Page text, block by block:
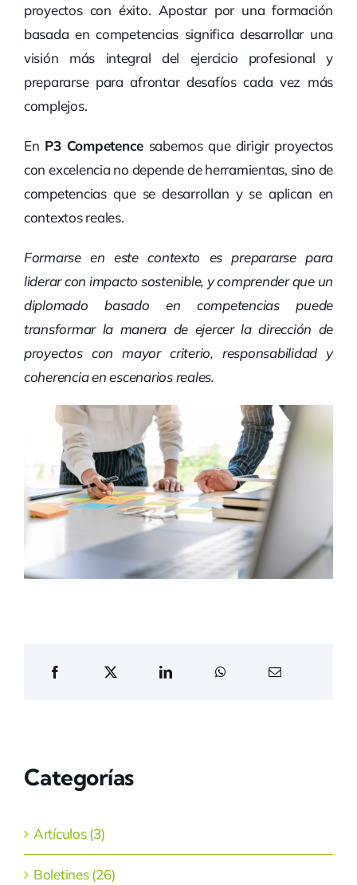
proyectos con éxito. Apostar por una formación
basada en competencias significa desarrollar una
visión más integral del ejercicio profesional y
prepararse para afrontar desafíos cada vez más
complejos.
En P3 Competence sabemos que dirigir proyectos
con excelencia no depende de herramientas, sino de
competencias que se desarrollan y se aplican en
contextos reales.
Formarse en este contexto es prepararse para
liderar con impacto sostenible, y comprender que un
diplomado basado en competencias puede
transformar la manera de ejercer la dirección de
proyectos con mayor criterio, responsabilidad y
coherencia en escenarios reales.
Categorías
Artículos (3)
Boletines (26)